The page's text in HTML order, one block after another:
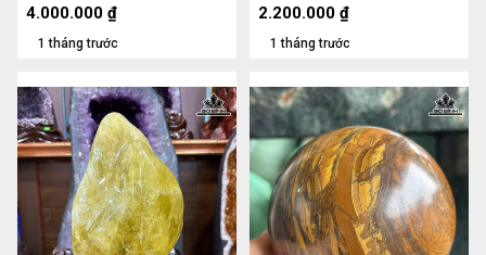
Riêng Đế 5,55kg -
28,6x19,5x15 (cm)
1 tháng trước
4.000.000 ₫
(cm) - Lên Đế 41,5 x 15,8 x
1 tháng trước
2.200.000 ₫